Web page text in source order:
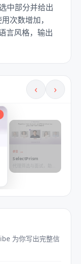
中部分并给出
次数增加，
言风格，输出
‹ ›
#8→
SelectPrism
招聘加速
为你写出完整信